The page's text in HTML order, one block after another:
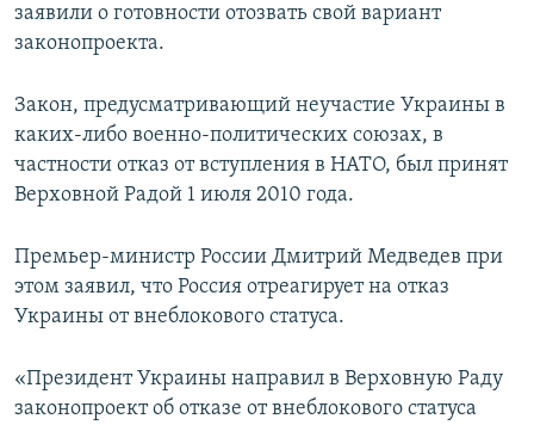
заявили о готовности отозвать свой вариант
законопроекта.
Закон, предусматривающий неучастие Украины в
каких-либо военно-политических союзах, в
частности отказ от вступления в НАТО, был принят
Верховной Радой 1 июля 2010 года.
Премьер-министр России Дмитрий Медведев при
этом заявил, что Россия отреагирует на отказ
Украины от внеблокового статуса.
«Президент Украины направил в Верховную Раду
законопроект об отказе от внеблокового статуса